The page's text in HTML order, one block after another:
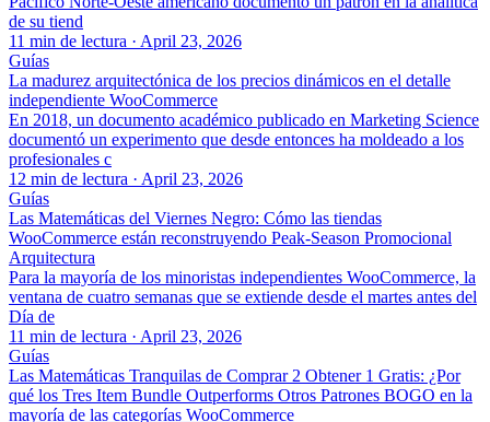
de su tiend
11 min de lectura · April 23, 2026
Guías
La madurez arquitectónica de los precios dinámicos en el detalle
independiente WooCommerce
En 2018, un documento académico publicado en Marketing Science
documentó un experimento que desde entonces ha moldeado a los
profesionales c
12 min de lectura · April 23, 2026
Guías
Las Matemáticas del Viernes Negro: Cómo las tiendas
WooCommerce están reconstruyendo Peak-Season Promocional
Arquitectura
Para la mayoría de los minoristas independientes WooCommerce, la
ventana de cuatro semanas que se extiende desde el martes antes del
Día de
11 min de lectura · April 23, 2026
Guías
Las Matemáticas Tranquilas de Comprar 2 Obtener 1 Gratis: ¿Por
qué los Tres Item Bundle Outperforms Otros Patrones BOGO en la
mayoría de las categorías WooCommerce